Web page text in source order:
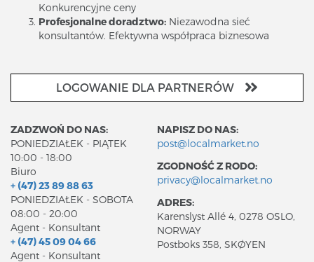
Konkurencyjne ceny
Profesjonalne doradztwo: Niezawodna sieć
konsultantów. Efektywna współpraca biznesowa
LOGOWANIE DLA PARTNERÓW
ZADZWOŃ DO NAS:
PONIEDZIAŁEK - PIĄTEK
10:00 - 18:00
Biuro
+ (47) 23 89 88 63
PONIEDZIAŁEK - SOBOTA
08:00 - 20:00
Agent - Konsultant
+ (47) 45 09 04 66
Agent - Konsultant
NAPISZ DO NAS:
post@localmarket.no
ZGODNOŚĆ Z RODO:
privacy@localmarket.no
ADRES:
Karenslyst Allé 4, 0278 OSLO,
NORWAY
Postboks 358, SKØYEN